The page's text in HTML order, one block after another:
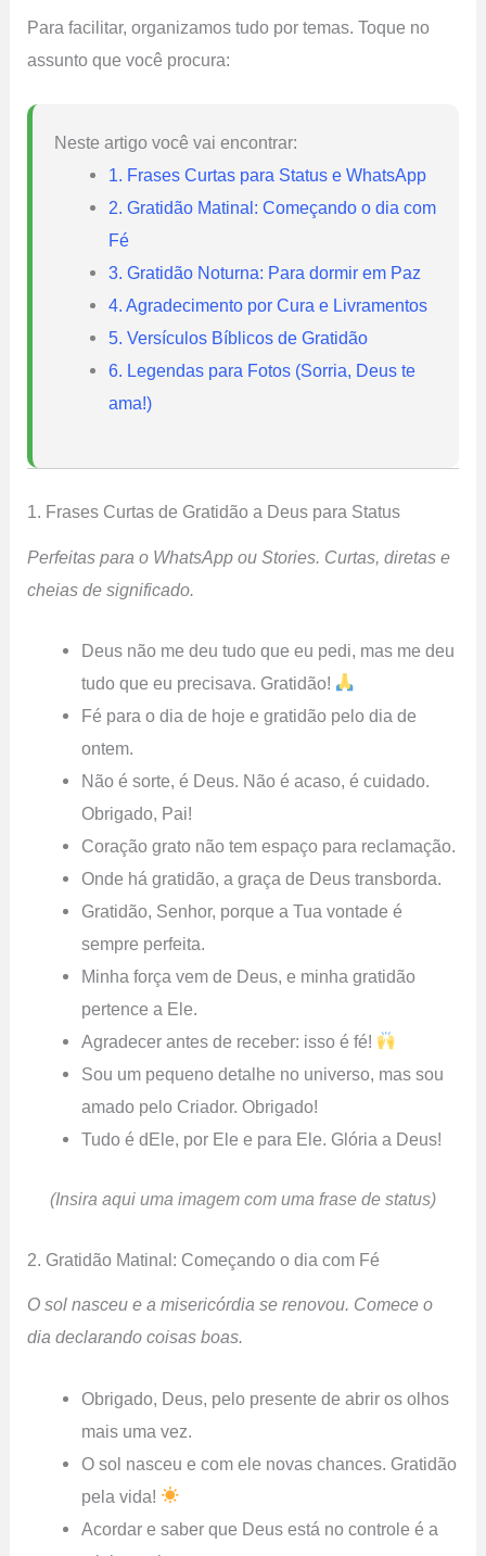
Para facilitar, organizamos tudo por temas. Toque no
assunto que você procura:
Neste artigo você vai encontrar:
1. Frases Curtas para Status e WhatsApp
2. Gratidão Matinal: Começando o dia com
Fé
3. Gratidão Noturna: Para dormir em Paz
4. Agradecimento por Cura e Livramentos
5. Versículos Bíblicos de Gratidão
6. Legendas para Fotos (Sorria, Deus te
ama!)
1. Frases Curtas de Gratidão a Deus para Status
Perfeitas para o WhatsApp ou Stories. Curtas, diretas e
cheias de significado.
Deus não me deu tudo que eu pedi, mas me deu
tudo que eu precisava. Gratidão!
Fé para o dia de hoje e gratidão pelo dia de
ontem.
Não é sorte, é Deus. Não é acaso, é cuidado.
Obrigado, Pai!
Coração grato não tem espaço para reclamação.
Onde há gratidão, a graça de Deus transborda.
Gratidão, Senhor, porque a Tua vontade é
sempre perfeita.
Minha força vem de Deus, e minha gratidão
pertence a Ele.
Agradecer antes de receber: isso é fé!
Sou um pequeno detalhe no universo, mas sou
amado pelo Criador. Obrigado!
Tudo é dEle, por Ele e para Ele. Glória a Deus!
(Insira aqui uma imagem com uma frase de status)
2. Gratidão Matinal: Começando o dia com Fé
O sol nasceu e a misericórdia se renovou. Comece o
dia declarando coisas boas.
Obrigado, Deus, pelo presente de abrir os olhos
mais uma vez.
O sol nasceu e com ele novas chances. Gratidão
pela vida!
Acordar e saber que Deus está no controle é a